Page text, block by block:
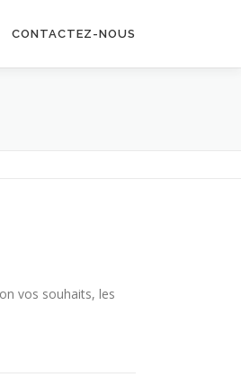
CONTACTEZ-NOUS
vos souhaits, les